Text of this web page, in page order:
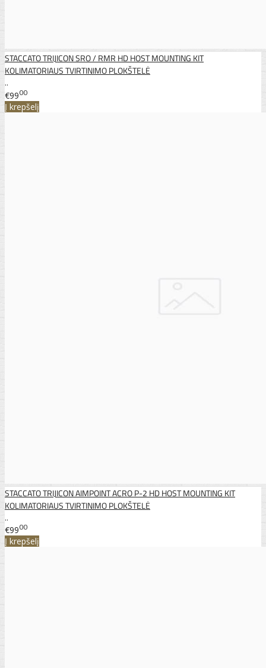
STACCATO TRIJICON SRO / RMR HD HOST MOUNTING KIT
KOLIMATORIAUS TVIRTINIMO PLOKŠTELĖ
..
€9900
Į krepšelį
STACCATO TRIJICON AIMPOINT ACRO P-2 HD HOST MOUNTING KIT
KOLIMATORIAUS TVIRTINIMO PLOKŠTELĖ
..
€9900
Į krepšelį